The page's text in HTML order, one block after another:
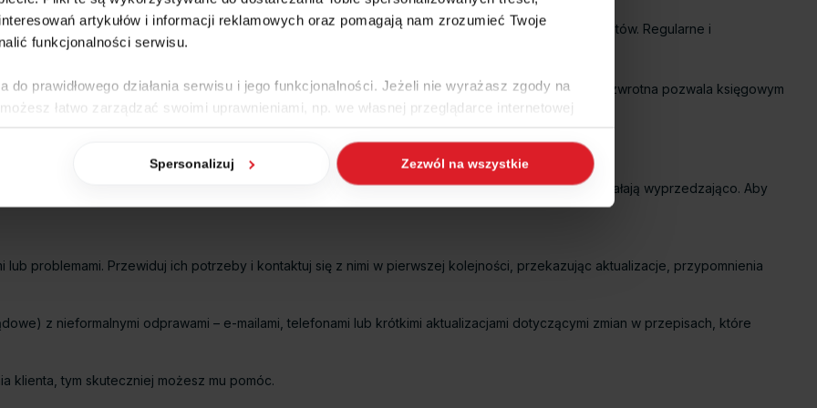
artykułów i informacji reklamowych oraz pomagają nam zrozumieć Twoje
funkcjonalności serwisu.
do prawidłowego działania serwisu i jego funkcjonalności. Jeżeli nie wyrażasz zgody na
łatwo zarządzać swoimi uprawnieniami, np. we własnej przeglądarce internetowej
cookies. Szczegółowe informacje na ten temat znajdziesz w naszejPolityce Cookiesi
Spersonalizuj Zezwól na wszystkie
chodzi o stworzenie stałego dialogu, który dostosowuje się do zmieniających się potrzeb klientów. Regularne i
sprawiają, że klient czuje się doceniany i dobrze poinformowany.
dostarczyć cennych informacji na temat potrzeb i poziomu zadowolenia klientów. Ta informacja zwrotna pozwala księgowym
nie spełniać oczekiwań klientów.
pożarów
potrzeb i inicjowanie rozmów, zamiast czekać na jego pytania. Najlepsze biura rachunkowe działają wyprzedzająco. Aby
lub problemami. Przewiduj ich potrzeby i kontaktuj się z nimi w pierwszej kolejności, przekazując aktualizacje, przypomnienia
z nieformalnymi odprawami – e-mailami, telefonami lub krótkimi aktualizacjami dotyczącymi zmian w przepisach, które
klienta, tym skuteczniej możesz mu pomóc.